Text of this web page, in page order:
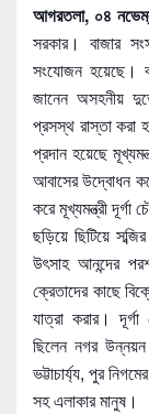
আগরতলা, ০৪
সরকার। বাজার
সংযোজন হয়েছে।
জানেন অসহনীয়
প্রসস্থ রাস্তা করা
প্রদান হয়েছে
আবাসের উদ্বোধন
করে মূখ্যমন্ত্রী দূর্গা
ছড়িয়ে ছিটিয়ে
উৎসাহ আনন্দের
ক্রেতাদের কাছে
যাত্রা করার।
ছিলেন নগর উন্নয়ন
ভট্টাচার্য্য, পুর
সহ এলাকার মানুষ।